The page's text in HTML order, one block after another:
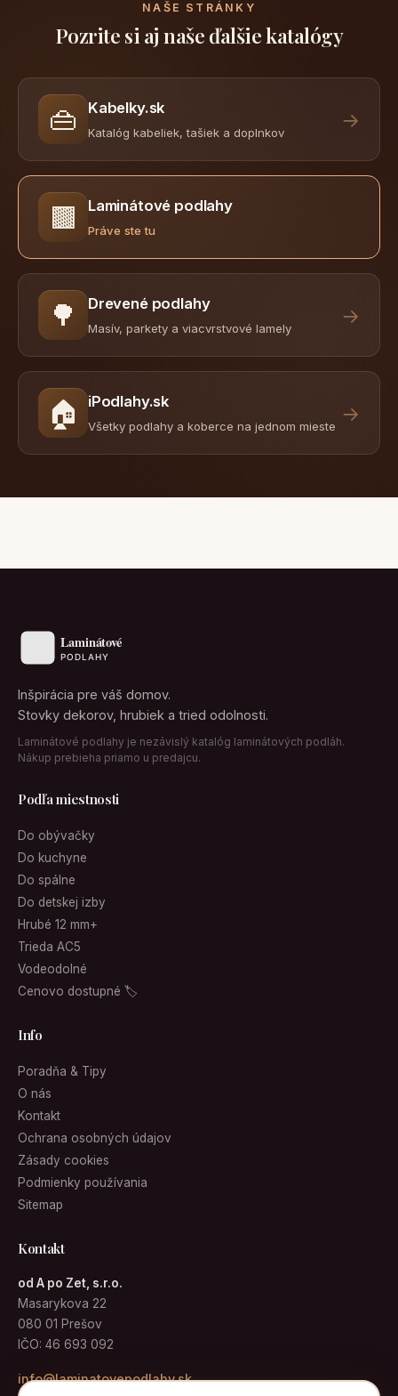
NAŠE STRÁNKY
Pozrite si aj naše ďalšie katalógy
👜 Kabelky.sk
Katalóg kabeliek, tašiek a doplnkov
→
🟫 Laminátové podlahy
Práve ste tu
🌳 Drevené podlahy
Masív, parkety a viacvrstvové lamely
→
🏠 iPodlahy.sk
Všetky podlahy a koberce na jednom mieste
→
Inšpirácia pre váš domov.
Stovky dekorov, hrubiek a tried odolnosti.
Laminátové podlahy je nezávislý katalóg laminátových podláh.
Nákup prebieha priamo u predajcu.
Podľa miestnosti
Do obývačky
Do kuchyne
Do spálne
Do detskej izby
Hrubé 12 mm+
Trieda AC5
Vodeodolné
Cenovo dostupné 🏷
Info
Poradňa & Tipy
O nás
Kontakt
Ochrana osobných údajov
Zásady cookies
Podmienky používania
Sitemap
Kontakt
od A po Zet, s.r.o.
Masarykova 22
080 01 Prešov
IČO: 46 693 092
info@laminatovepodlahy.sk